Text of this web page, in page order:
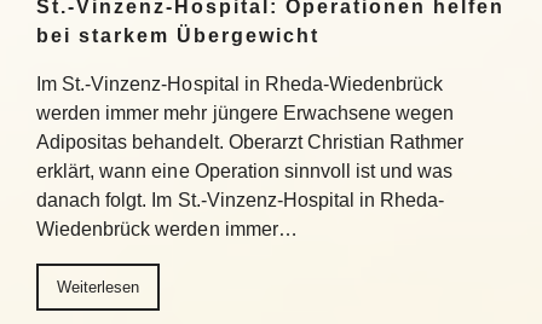
St.-Vinzenz-Hospital: Operationen helfen
bei starkem Übergewicht
Im St.-Vinzenz-Hospital in Rheda-Wiedenbrück
werden immer mehr jüngere Erwachsene wegen
Adipositas behandelt. Oberarzt Christian Rathmer
erklärt, wann eine Operation sinnvoll ist und was
danach folgt. Im St.-Vinzenz-Hospital in Rheda-
Wiedenbrück werden immer…
Weiterlesen